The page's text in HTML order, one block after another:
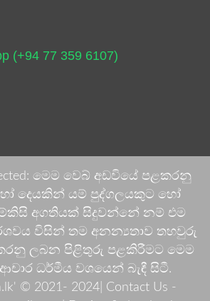
(+94 77 359 6107)
මෙම වෙබ් අඩවියේ පළකරනු
දෙයකින් යම් පුද්ගලයකුට හෝ
අගතියක් සිදුවන්නේ නම් එම
විසින් තම අනන්‍යතාව තහවුරු
ලබන පිළිතුරු පළකිරීමට මෙම
ධර්මීය වශයෙන් බැඳී සිටී.
© 2021- 2024| Contact Us -